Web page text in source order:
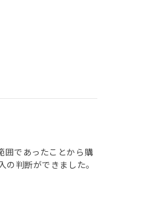
囲であったことから購
判断ができました。